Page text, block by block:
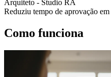
Arquiteto - Studio RA
Reduziu tempo de aprovação
Como funciona